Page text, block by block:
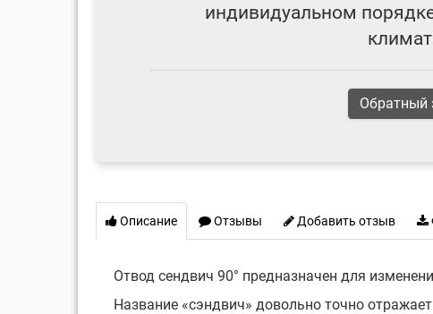
индивидуальном
Обратный
Описание Отзывы Добавить отзыв
Отвод сендвич 90° предназначен для
Название «сэндвич» довольно точно